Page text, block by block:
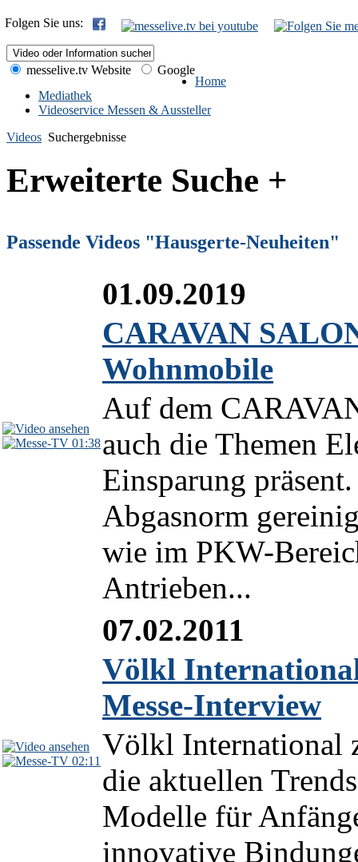
Folgen Sie uns:
messelive.tv Website
Google
Home
Mediathek
Videoservice Messen & Aussteller
Videos Suchergebnisse
Erweiterte Suche +
Passende Videos "Hausgerte-Neuheiten"
01:38
01.09.2019
CARAVAN
Wohnmobile
Auf dem
auch die Themen
Einsparung
Abgasnorm
wie im PKW-
Antrieben...
02:11
07.02.2011
Völkl
Messe-Interview
Völkl International
die aktuellen
Modelle für
innovative